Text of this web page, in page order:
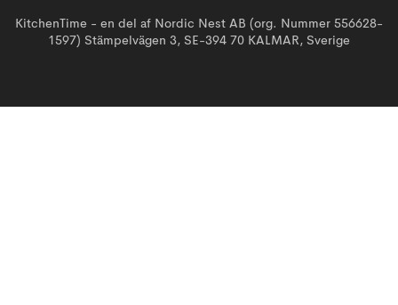
KitchenTime - en del af Nordic Nest AB (org. Nummer 556628-
1597) Stämpelvägen 3, SE-394 70 KALMAR, Sverige